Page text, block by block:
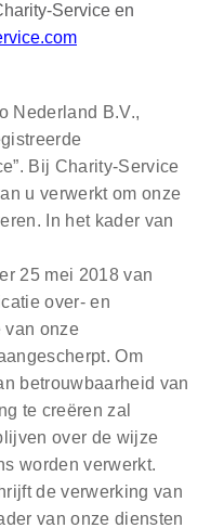
Service en
Nederland B.V.,
Bij Charity-Service
u verwerkt om onze
In het kader van
25 mei 2018 van
over- en
van onze
Om
betrouwbaarheid van
te creëren zal
over de wijze
worden verwerkt.
de verwerking van
van onze diensten